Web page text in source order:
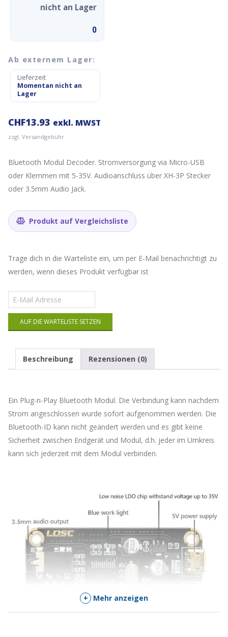
nicht an Lager
0
Ab externem Lager:
Lieferzeit
Momentan nicht an
Lager
CHF13.93 exkl. MWST
zzgl. Versandgebühr
Bluetooth Modul Decoder. Stromversorgung via Micro-USB
oder Klemmen mit 5-35V. Audioanschluss über XH-3P Stecker
oder 3.5mm Audio Jack.
Produkt auf Vergleichsliste
Trage dich in die Warteliste ein, um per E-Mail benachrichtigt zu
werden, wenn dieses Produkt verfügbar ist
Gib
deine
E-
Mail-
Adresse
die
dieses
Produkt
kommen
AUF DIE WARTELISTE SETZEN
Beschreibung Rezensionen (0)
Ein Plug-n-Play Bluetooth Modul. Die Verbindung kann nachdem
Strom angeschlossen wurde sofort aufgenommen werden. Die
Bluetooth-ID kann nicht geändert werden und es gibt keine
Sicherheit zwischen Endgerät und Modul, d.h. jeder im Umkreis
kann sich jederzeit mit dem Modul verbinden.
+ Mehr anzeigen